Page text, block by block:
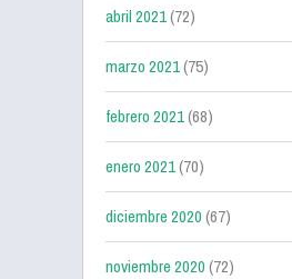
abril 2021(72)
marzo 2021(75)
febrero 2021(68)
enero 2021(70)
diciembre 2020(67)
noviembre 2020(72)